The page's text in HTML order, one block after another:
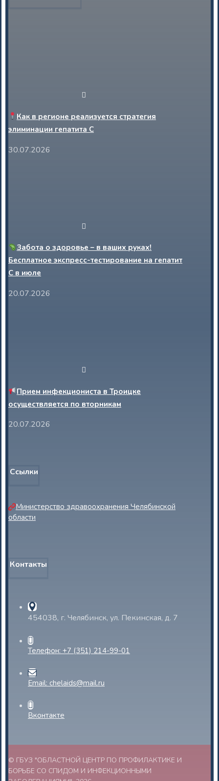
Как в регионе реализуется стратегия
элиминации гепатита С
30.07.2026
Забота о здоровье – в ваших руках!
Бесплатное экспресс-тестирование на гепатит
С в июле
20.07.2026
Прием инфекциониста в Троицке
осуществляется по вторникам
20.07.2026
Ссылки
Министерство здравоохранения Челябинской
области
Контакты
454038, г. Челябинск, ул. Пекинская, д. 7
Телефон: +7 (351) 214-99-01
Email: chelaids@mail.ru
Вконтакте
© ГБУЗ "ОБЛАСТНОЙ ЦЕНТР ПО ПРОФИЛАКТИКЕ И
БОРЬБЕ СО СПИДОМ И ИНФЕКЦИОННЫМИ